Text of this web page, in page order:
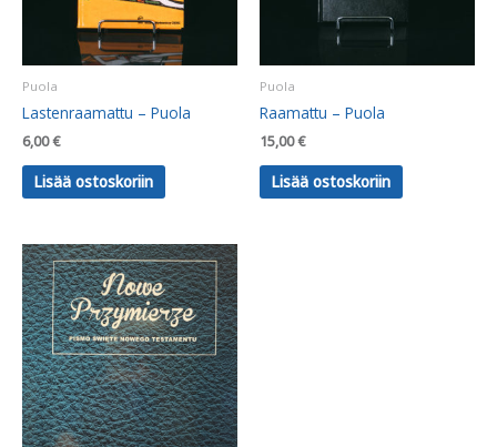
Puola
Lastenraamattu – Puola
6,00€
Lisää ostoskoriin
Puola
Raamattu – Puola
15,00€
Lisää ostoskoriin